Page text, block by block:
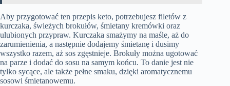
Aby przygotować ten przepis keto, potrzebujesz filetów z
kurczaka, świeżych brokułów, śmietany kremówki oraz
ulubionych przypraw. Kurczaka smażymy na maśle, aż do
zarumienienia, a następnie dodajemy śmietanę i dusimy
wszystko razem, aż sos zgęstnieje. Brokuły można ugotować
na parze i dodać do sosu na samym końcu. To danie jest nie
tylko sycące, ale także pełne smaku, dzięki aromatycznemu
sosowi śmietanowemu.